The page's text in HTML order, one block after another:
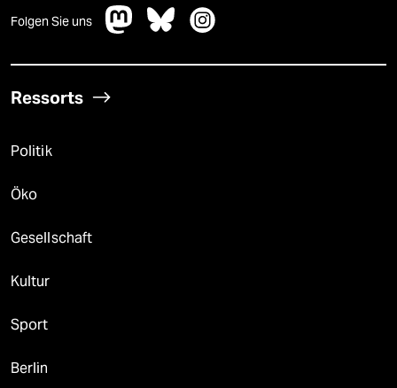
Folgen Sie uns
Ressorts
Politik
Öko
Gesellschaft
Kultur
Sport
Berlin